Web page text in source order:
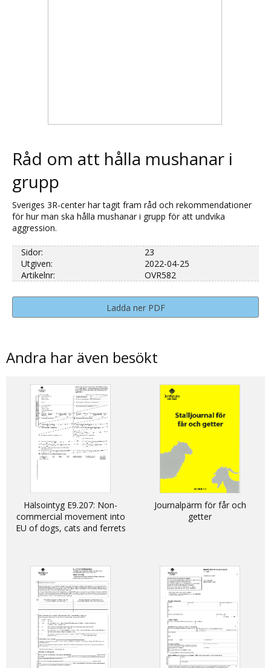
Råd om att hålla mushanar i
grupp
Sveriges 3R-center har tagit fram råd och rekommendationer
för hur man ska hålla mushanar i grupp för att undvika
aggression.
Ladda ner PDF
Sidor:
23
Utgiven:
2022-04-25
Artikelnr:
OVR582
Andra har även besökt
Hälsointyg E9.207: Non-
commercial movement into
EU of dogs, cats and ferrets
Journalpärm för får och
getter